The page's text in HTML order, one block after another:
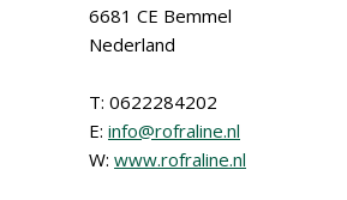
6681 CE Bemmel
Nederland
T: 0622284202
E: info@rofraline.nl
W: www.rofraline.nl